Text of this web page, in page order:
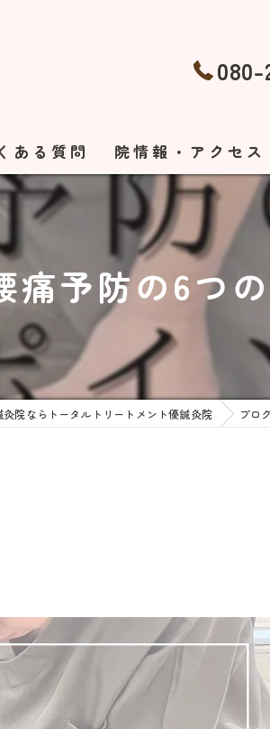
080-
ある質問 院情報・アクセス
予防の6つ
院ならトータルトリートメント優鍼灸院 ブロ